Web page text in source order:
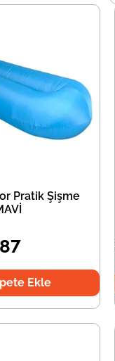
Pratik Şişme
Ekle